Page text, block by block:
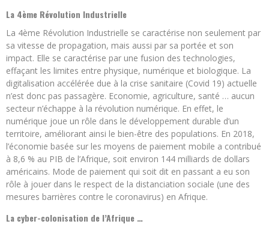
La 4ème Révolution Industrielle
La 4ème Révolution Industrielle se caractérise non seulement par
sa vitesse de propagation, mais aussi par sa portée et son
impact. Elle se caractérise par une fusion des technologies,
effaçant les limites entre physique, numérique et biologique. La
digitalisation accélérée due à la crise sanitaire (Covid 19) actuelle
n’est donc pas passagère. Economie, agriculture, santé … aucun
secteur n’échappe à la révolution numérique. En effet, le
numérique joue un rôle dans le développement durable d’un
territoire, améliorant ainsi le bien-être des populations. En 2018,
l’économie basée sur les moyens de paiement mobile a contribué
à 8,6 % au PIB de l’Afrique, soit environ 144 milliards de dollars
américains. Mode de paiement qui soit dit en passant a eu son
rôle à jouer dans le respect de la distanciation sociale (une des
mesures barrières contre le coronavirus) en Afrique.
La cyber-colonisation de l’Afrique …